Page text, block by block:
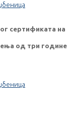
сертификата на
од три године